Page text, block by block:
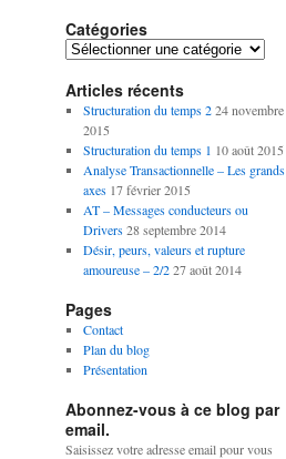
Catégories
Catégories
Articles récents
Structuration du temps 2 24 novembre
2015
Structuration du temps 1 10 août 2015
Analyse Transactionnelle – Les grands
axes 17 février 2015
AT – Messages conducteurs ou
Drivers 28 septembre 2014
Désir, peurs, valeurs et rupture
amoureuse – 2/2 27 août 2014
Pages
Contact
Plan du blog
Présentation
Abonnez-vous à ce blog par
email.
Saisissez votre adresse email pour vous